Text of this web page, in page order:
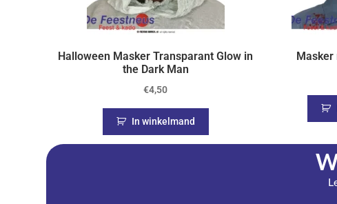
Halloween Masker Transparant Glow in
the Dark Man
€4,50
In winkelmand
Masker